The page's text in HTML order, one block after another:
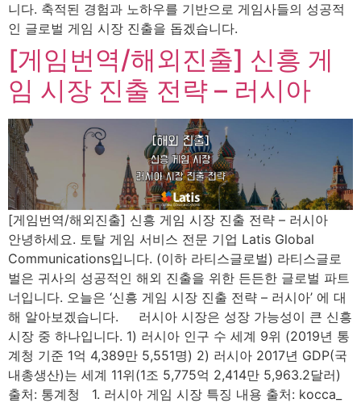
니다. 축적된 경험과 노하우를 기반으로 게임사들의 성공적
인 글로벌 게임 시장 진출을 돕겠습니다.
[게임번역/해외진출] 신흥 게
임 시장 진출 전략 – 러시아
[게임번역/해외진출] 신흥 게임 시장 진출 전략 – 러시아
안녕하세요. 토탈 게임 서비스 전문 기업 Latis Global
Communications입니다. (이하 라티스글로벌) 라티스글로
벌은 귀사의 성공적인 해외 진출을 위한 든든한 글로벌 파트
너입니다. 오늘은 ‘신흥 게임 시장 진출 전략 – 러시아’ 에 대
해 알아보겠습니다. 러시아 시장은 성장 가능성이 큰 신흥
시장 중 하나입니다. ​1) 러시아 인구 수 세계 9위 (2019년 통
계청 기준 1억 4,389만 5,551명) 2) 러시아 2017년 GDP(국
내총생산)는 세계 11위(1조 5,775억 2,414만 5,963.2달러)
출처: 통계청 1. 러시아 게임 시장 특징 내용 출처: kocca_